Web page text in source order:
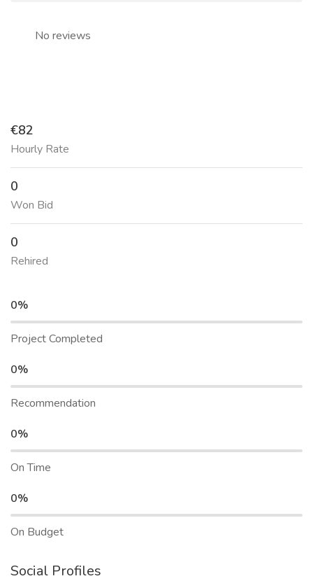
No reviews
€82
Hourly Rate
0
Won Bid
0
Rehired
0%
Project Completed
0%
Recommendation
0%
On Time
0%
On Budget
Social Profiles